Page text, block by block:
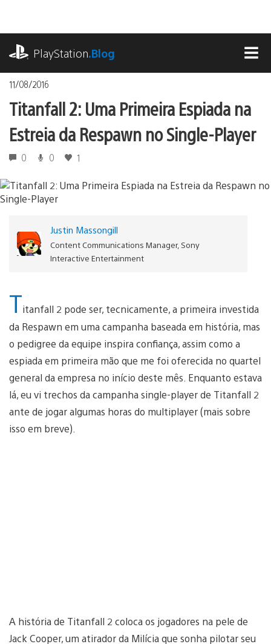
o
conteúdoPlayStation.Blog
11/08/2016
Titanfall 2: Uma Primeira Espiada na
Estreia da Respawn no Single-Player
0 0 1
Justin Massongill
Content Communications Manager, Sony
Interactive Entertainment
Titanfall 2 pode ser, tecnicamente, a primeira investida
da Respawn em uma campanha baseada em história, mas
o pedigree da equipe inspira confiança, assim como a
espiada em primeira mão que me foi oferecida no quartel
general da empresa no início deste mês. Enquanto estava
lá, eu vi trechos da campanha single-player de Titanfall 2
ante de jogar algumas horas do multiplayer (mais sobre
isso em breve).
A história de Titanfall 2 coloca os jogadores na pele de
Jack Cooper, um atirador da Milícia que sonha pilotar seu